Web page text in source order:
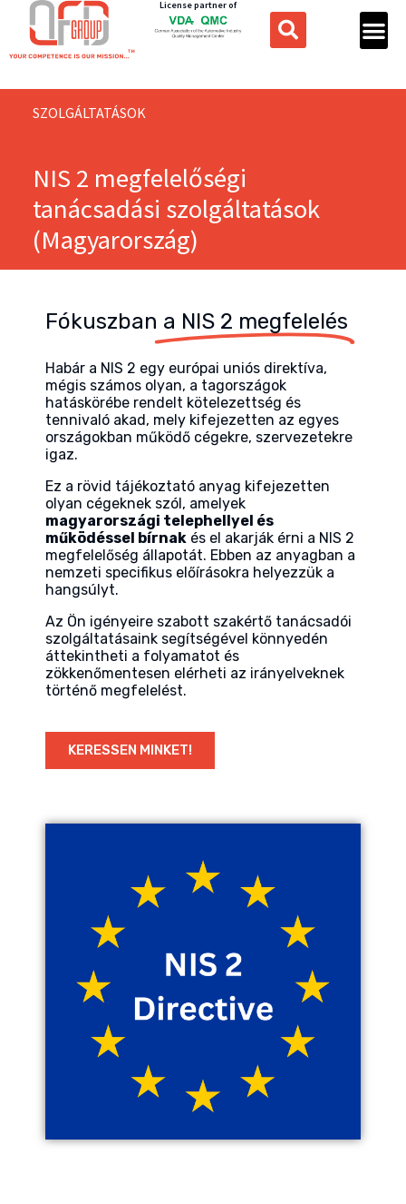
License partner of
SZOLGÁLTATÁSOK
NIS 2 megfelelőségi
tanácsadási szolgáltatások
(Magyarország)
Fókuszban a NIS 2 megfelelés
Habár a NIS 2 egy európai uniós direktíva,
mégis számos olyan, a tagországok
hatáskörébe rendelt kötelezettség és
tennivaló akad, mely kifejezetten az egyes
országokban működő cégekre, szervezetekre
igaz.
Ez a rövid tájékoztató anyag kifejezetten
olyan cégeknek szól, amelyek
magyarországi telephellyel és
működéssel bírnak és el akarják érni a NIS 2
megfelelőség állapotát. Ebben az anyagban a
nemzeti specifikus előírásokra helyezzük a
hangsúlyt.
Az Ön igényeire szabott szakértő tanácsadói
szolgáltatásaink segítségével könnyedén
áttekintheti a folyamatot és
zökkenőmentesen elérheti az irányelveknek
történő megfelelést.
KERESSEN MINKET!